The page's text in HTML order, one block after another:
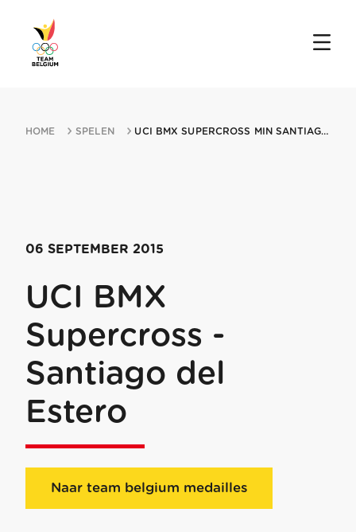
HOME SPELEN UCI BMX SUPERCROSS MIN SANTIAGO DEL ESTERO 06092015 SANTIAGO DEL ESTERO
06 SEPTEMBER 2015
UCI BMX
Supercross -
Santiago del
Estero
Naar team belgium medailles